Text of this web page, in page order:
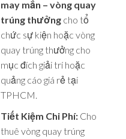
may mắn – vòng quay
trúng thưởng cho tổ
chức sự kiện hoặc vòng
quay trúng thưởng cho
mục đích giải trí hoặc
quảng cáo giá rẻ tại
TPHCM.
Tiết Kiệm Chi Phí: Cho
thuê vòng quay trúng